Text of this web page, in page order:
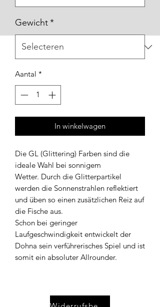
Gewicht*
Aantal *
In winkelwagen
Die GL (Glittering) Farben sind die
ideale Wahl bei sonnigem
Wetter. Durch die Glitterpartikel
werden die Sonnenstrahlen reflektiert
und üben so einen zusätzlichen Reiz auf
die Fische aus.
Schon bei geringer
Laufgeschwindigkeit entwickelt der
Dohna sein verführerisches Spiel und ist
somit ein absoluter Allrounder.